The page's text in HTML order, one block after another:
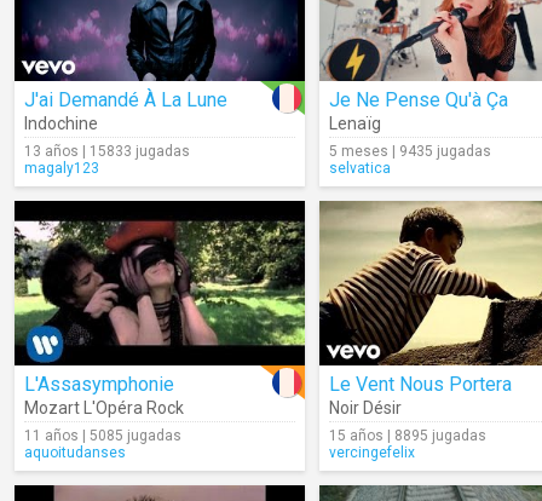
J'ai Demandé À La Lune
Indochine
13 años | 15833 jugadas
magaly123
Je Ne Pense Qu'à Ça
Lenaïg
5 meses | 9435 jugadas
selvatica
L'Assasymphonie
Mozart L'Opéra Rock
11 años | 5085 jugadas
aquoitudanses
Le Vent Nous Portera
Noir Désir
15 años | 8895 jugadas
vercingefelix